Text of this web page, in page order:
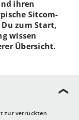
zur verrückten
ihren
Sitcom-
zum Start,
wissen
Übersicht.